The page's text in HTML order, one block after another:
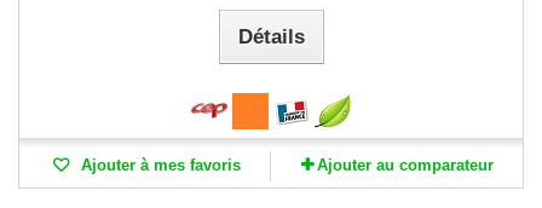
Détails
Ajouter à mes favoris Ajouter au comparateur